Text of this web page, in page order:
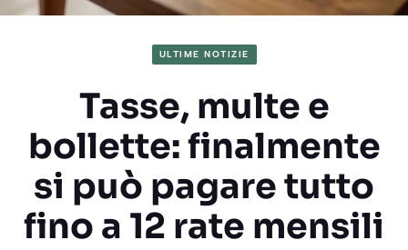
ULTIME NOTIZIE
Tasse, multe e
bollette: finalmente
si può pagare tutto
fino a 12 rate mensili